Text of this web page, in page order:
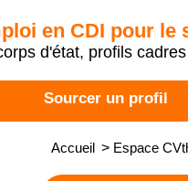
en CDI pour le
d'état, profils
Sourcer un profil
Accueil > Espace